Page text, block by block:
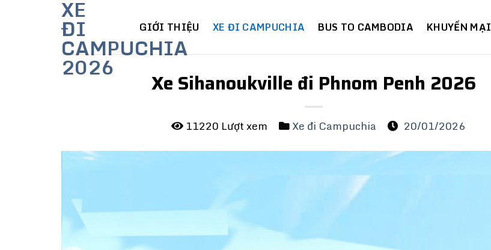
XE
ĐI
CAMPUCHIA
2026
GIỚI THIỆU XE ĐI CAMPUCHIA BUS TO CAMBODIA KHUYẾN MẠI
Xe Sihanoukville đi Phnom Penh 2026
11220 Lượt xem Xe đi Campuchia 20/01/2026